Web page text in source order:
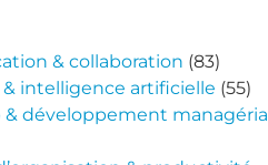
& collaboration (83)
intelligence artificielle (55)
& développement managérial